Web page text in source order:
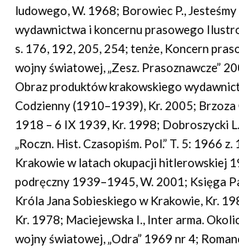
ludowego, W. 1968; Borowiec P.,
wydawnictwa i koncernu prasowego
s. 176, 192, 205, 254; tenże, Koncern
wojny światowej, „Zesz. Prasoznawcze”
Obraz produktów krakowskiego
Codzienny (1910–1939), Kr. 2005; Brzoza
1918 – 6 IX 1939, Kr. 1998; Dobroszycki
„Roczn. Hist. Czasopiśm. Pol.” T. 5: 1966
Krakowie w latach okupacji hitlerowskiej
podręczny 1939–1945, W. 2001; Księga
Króla Jana Sobieskiego w Krakowie, Kr.
Kr. 1978; Maciejewska I., Inter arma.
wojny światowej, „Odra” 1969 nr 4;